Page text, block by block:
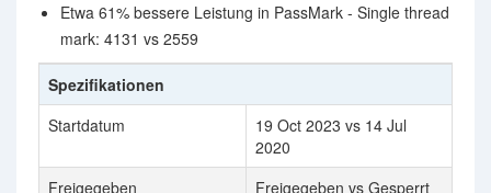
Etwa 61% bessere Leistung in PassMark - Single thread
mark: 4131 vs 2559
Spezifikationen
Startdatum
19 Oct 2023 vs 14 Jul
2020
Freigegeben
Freigegeben vs Gesperrt